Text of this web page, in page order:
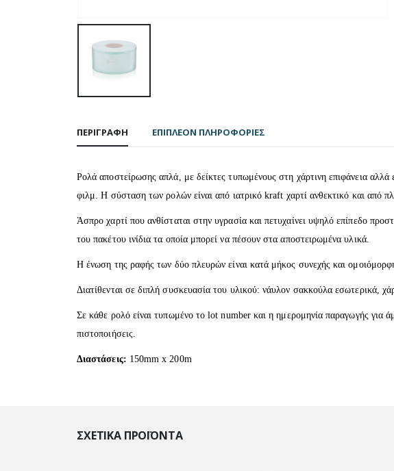
ΠΕΡΙΓΡΑΦΉ ΕΠΙΠΛΈΟΝ ΠΛΗΡΟΦΟΡΊΕΣ
Ρολά αποστείρωσης απλά, με δείκτες τυπωμένους στη χάρτινη επιφάνεια
φιλμ. H σύσταση των ρολών είναι από ιατρικό kraft χαρτί ανθεκτικό και από
Άσπρο χαρτί που ανθίσταται στην υγρασία και πετυχαίνει υψηλό επίπεδο
του πακέτου ινίδια τα οποία μπορεί να πέσουν στα αποστειρωμένα υλικά.
Η ένωση της ραφής των δύο πλευρών είναι κατά μήκος συνεχής και
Διατίθενται σε διπλή συσκευασία του υλικού: νάυλον σακκούλα εσωτερικά,
Σε κάθε ρολό είναι τυπωμένο το lot number και η ημερομηνία παραγωγής για
πιστοποιήσεις.
Διαστάσεις: 150mm x 200m
ΣΧΕΤΙΚΆ ΠΡΟΪΌΝΤΑ